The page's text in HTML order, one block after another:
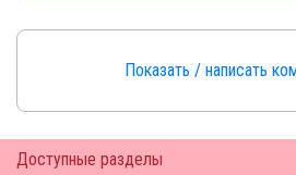
Доступные разделы
Показать / написать